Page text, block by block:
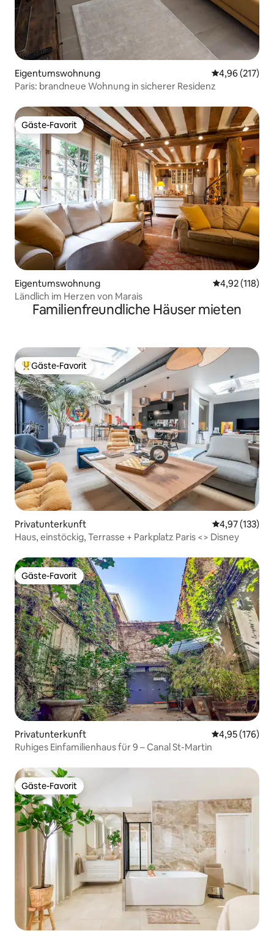
Eigentumswohnung
4,96 (217)
Paris: brandneue Wohnung in sicherer Residenz
Gäste-Favorit
Gäste-Favorit
Eigentumswohnung
4,92 (118)
Ländlich im Herzen von Marais
Familienfreundliche Häuser mieten
Beliebter Gäste-Favorit.
Gäste-Favorit
Privatunterkunft
4,97 (133)
Haus, einstöckig, Terrasse + Parkplatz Paris <> Disney
Gäste-Favorit
Gäste-Favorit
Privatunterkunft
4,95 (176)
Ruhiges Einfamilienhaus für 9 – Canal St-Martin
Gäste-Favorit
Gäste-Favorit